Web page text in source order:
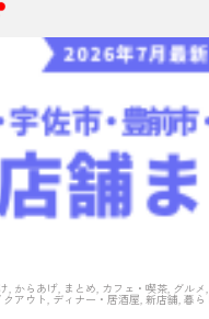
, からあげ, まとめ, カフェ・喫茶, グル
クアウト, ディナー・居酒屋, 新店舗, 暮ら